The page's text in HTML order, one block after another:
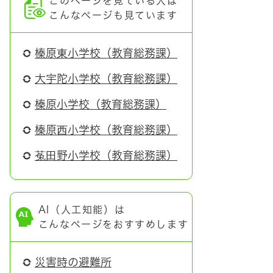
こんなページも見ています
榛原東小学校（教育総務課）
大宇陀小学校（教育総務課）
榛原小学校（教育総務課）
榛原西小学校（教育総務課）
菟田野小学校（教育総務課）
AI（人工知能）は
こんなページをおすすめします
災害時の避難所